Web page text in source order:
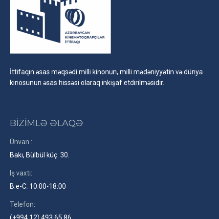
İttifaqın əsas məqsədi milli kinonun, milli mədəniyyətin və dünya
kinosunun əsas hissəsi olaraq inkişaf etdirilməsidir.
BİZİMLƏ ƏLAQƏ
Ünvan :
Bakı, Bülbül küç. 30.
Iş vaxtı:
B.e-C. 10:00-18:00
Telefon: